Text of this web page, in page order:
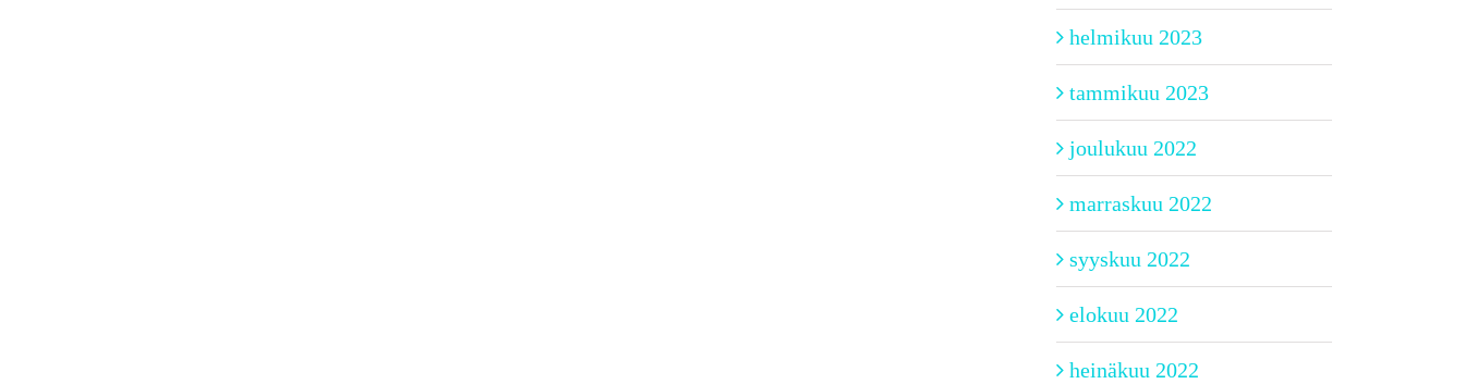
helmikuu 2023
tammikuu 2023
joulukuu 2022
marraskuu 2022
syyskuu 2022
elokuu 2022
heinäkuu 2022